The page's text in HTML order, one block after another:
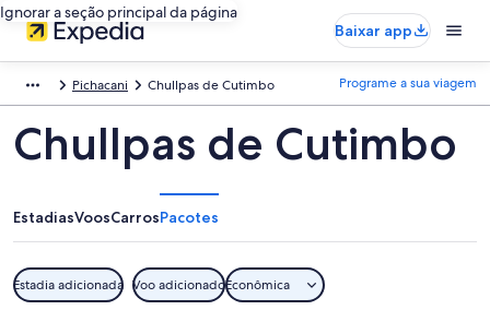
Ignorar a seção principal da página
Baixar app
Pichacani Chullpas de Cutimbo Programe a sua viagem
Chullpas de Cutimbo
EstadiasVoosCarrosPacotes
Estadia adicionada Voo adicionadoEconômica